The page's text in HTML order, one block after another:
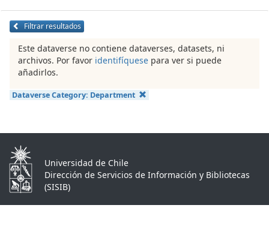
Filtrar resultados
Este dataverse no contiene dataverses, datasets, ni
archivos. Por favor identifíquese para ver si puede
añadirlos.
Dataverse Category: Department
Universidad de Chile
Dirección de Servicios de Información y Bibliotecas
(SISIB)